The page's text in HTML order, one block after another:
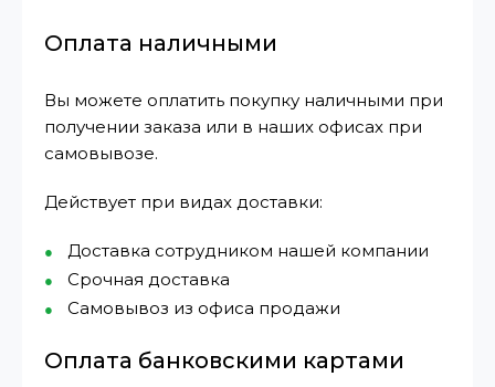
Оплата наличными
Вы можете оплатить покупку наличными при
получении заказа или в наших офисах при
самовывозе.
Действует при видах доставки:
Доставка сотрудником нашей компании
Срочная доставка
Самовывоз из офиса продажи
Оплата банковскими картами